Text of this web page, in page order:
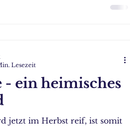
- ein heimisches
jetzt im Herbst reif, ist somit
Lesezeit